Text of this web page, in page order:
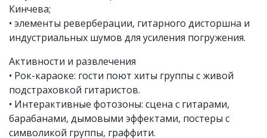
Кинчева;
• элементы реверберации, гитарного дисторшна и
индустриальных шумов для усиления погружения.
Активности и развлечения
• Рок-караоке: гости поют хиты группы с живой
подстраховкой гитаристов.
• Интерактивные фотозоны: сцена с гитарами,
барабанами, дымовыми эффектами, постеры с
символикой группы, граффити.